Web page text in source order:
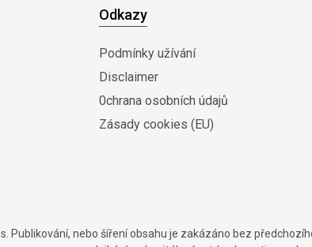
Odkazy
Podmínky užívání
Disclaimer
0chrana osobních údajů
Zásady cookies (EU)
Publikování, nebo šíření obsahu je zakázáno bez